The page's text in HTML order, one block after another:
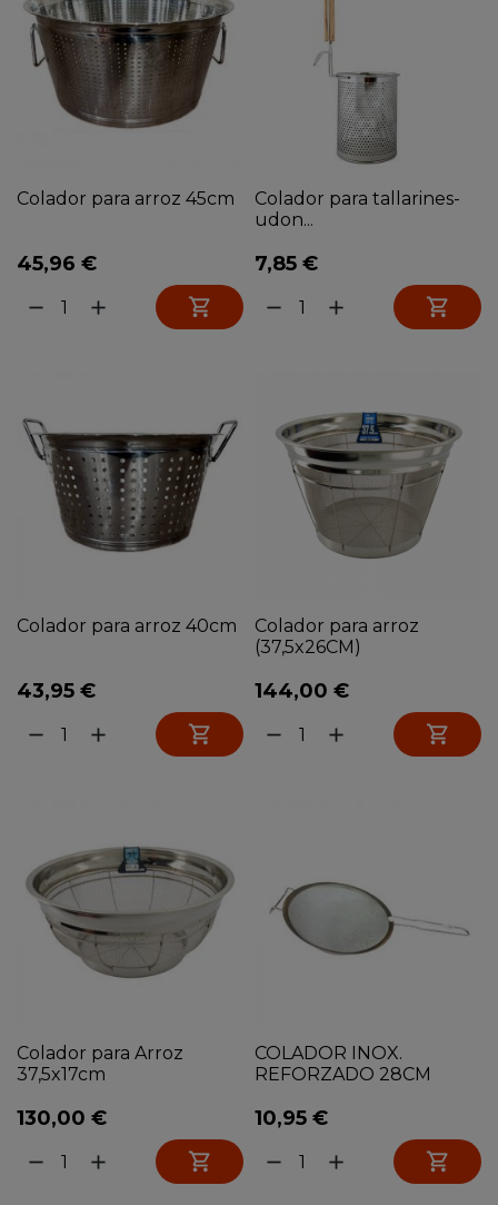
Colador para arroz 45cm
45,96 €
remove add 
Colador para tallarines-
udon...
7,85 €
remove add 
Colador para arroz 40cm
43,95 €
remove add 
Colador para arroz
(37,5x26CM)
144,00 €
remove add 
Colador para Arroz
37,5x17cm
130,00 €
remove add 
COLADOR INOX.
REFORZADO 28CM
10,95 €
remove add 